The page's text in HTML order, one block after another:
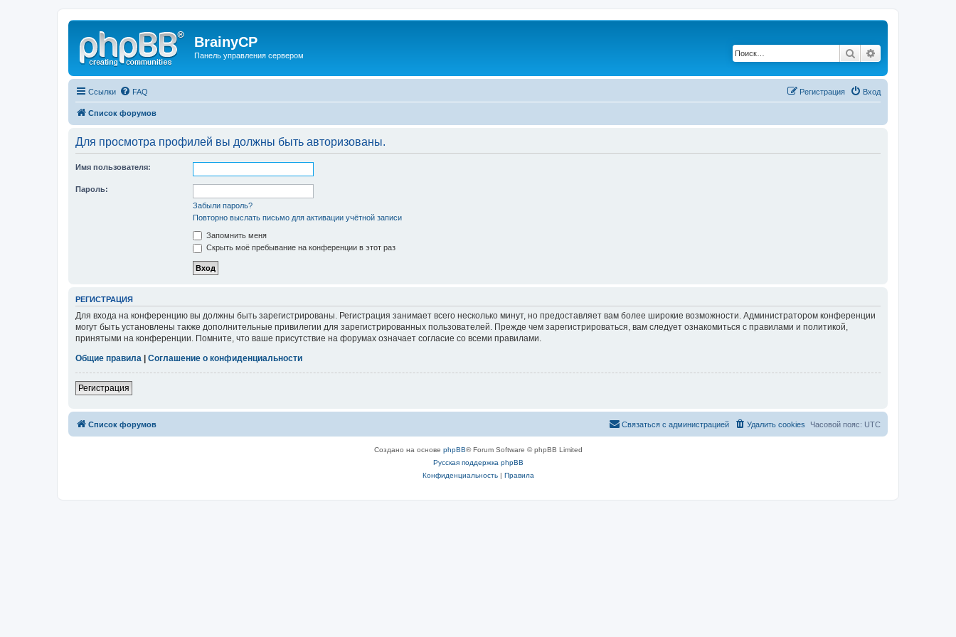
BrainyCP
Панель управления сервером Поиск
Ссылки FAQ Вход
Регистрация
Список форумов
Для просмотра профилей вы должны быть авторизованы.
Имя пользователя:
Пароль:
Забыли пароль?
Повторно выслать письмо для активации учётной записи
Запомнить меня
Скрыть моё пребывание на конференции в этот раз
РЕГИСТРАЦИЯ
Для входа на конференцию вы должны быть зарегистрированы. Регистрация занимает всего несколько минут, но предоставляет вам более широкие возможности. Администратором конференции
могут быть установлены также дополнительные привилегии для зарегистрированных пользователей. Прежде чем зарегистрироваться, вам следует ознакомиться с правилами и политикой,
принятыми на конференции. Помните, что ваше присутствие на форумах означает согласие со всеми правилами.
Общие правила
Соглашение о конфиденциальности
Регистрация
Список форумов Часовой пояс: UTC
Удалить cookies
Связаться с администрацией
Создано на основе phpBB® Forum Software © phpBB Limited
Русская поддержка phpBB
Конфиденциальность| Правила